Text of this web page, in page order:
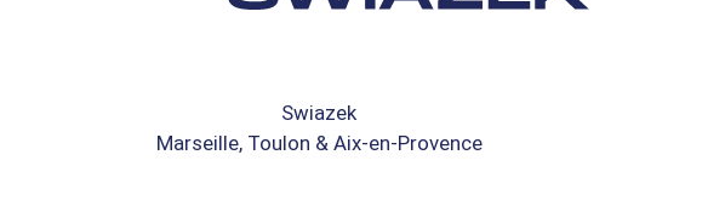
Swiazek
Marseille, Toulon & Aix-en-Provence